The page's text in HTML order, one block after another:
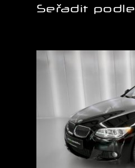
Seřadit podle